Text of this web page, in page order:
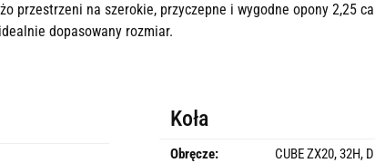
przestrzeni na szerokie, przyczepne i wygodne opony 2,25
dopasowany rozmiar.
Koła
Obręcze:
CUBE ZX20, 32H,